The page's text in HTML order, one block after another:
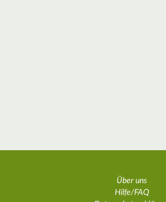
Über uns
Hilfe/FAQ